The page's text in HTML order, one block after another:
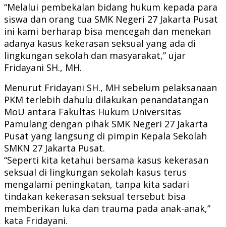
“Melalui pembekalan bidang hukum kepada para
siswa dan orang tua SMK Negeri 27 Jakarta Pusat
ini kami berharap bisa mencegah dan menekan
adanya kasus kekerasan seksual yang ada di
lingkungan sekolah dan masyarakat,” ujar
Fridayani SH., MH.
Menurut Fridayani SH., MH sebelum pelaksanaan
PKM terlebih dahulu dilakukan penandatangan
MoU antara Fakultas Hukum Universitas
Pamulang dengan pihak SMK Negeri 27 Jakarta
Pusat yang langsung di pimpin Kepala Sekolah
SMKN 27 Jakarta Pusat.
“Seperti kita ketahui bersama kasus kekerasan
seksual di lingkungan sekolah kasus terus
mengalami peningkatan, tanpa kita sadari
tindakan kekerasan seksual tersebut bisa
memberikan luka dan trauma pada anak-anak,”
kata Fridayani.